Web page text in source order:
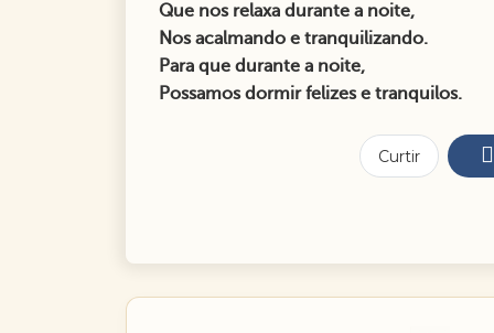
Que nos relaxa durante a noite,
Nos acalmando e tranquilizando.
Para que durante a noite,
Possamos dormir felizes e tranquilos.
Curtir